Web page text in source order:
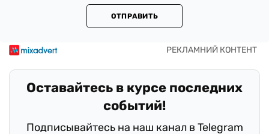
ОТПРАВИТЬ
Оставайтесь в курсе последних
событий!
Подписывайтесь на наш канал в Telegram